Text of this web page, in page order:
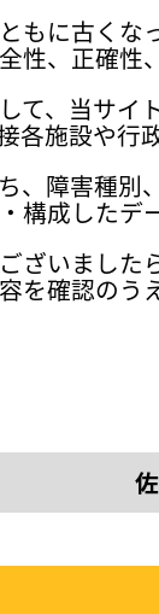
もに古く
性、正確性
て、当サ
各施設や行
、障害種
成したデ
ざいまし
確認のう